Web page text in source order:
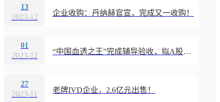
13
2023-12
企业收购：丹纳赫官宣，完成又一收购！
01
2023-12
“中国血透之王”完成辅导验收，拟A股上市
27
2023-11
老牌IVD企业，2.6亿元出售！